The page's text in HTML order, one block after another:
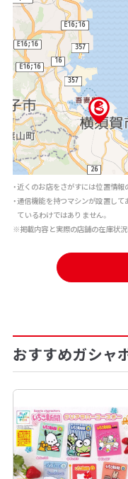
・近くのお店をさがすには位置情報
・通信機能を持つマシンが設置し
ているわけではありません。
※掲載内容と実際の店舗の在庫状況
おすすめガシャ